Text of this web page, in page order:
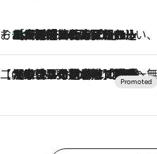
そおだよおこの関西おいしい、おやつ紀行
2026.8.9
［大阪府箕面市］一皿一皿目の前で仕上げられる、料理を巧みに組み込んだアシェットデセールコース「ミチル アシェット デセール（Michiru assiette dessert）」
【CREA×星野リゾート】唯一無二。癒しと発見が待つ場所へ
2026.8.7
【トンボの足水浴】ヒノキの香りに包まれて涼感マックス！約13℃の湧水かけ流しを避暑地「星野温泉 トンボの湯」で体験